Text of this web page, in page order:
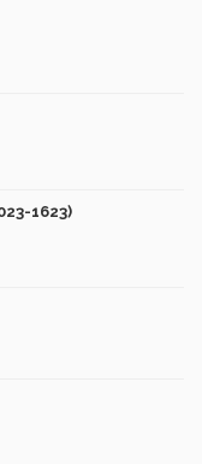
1623)